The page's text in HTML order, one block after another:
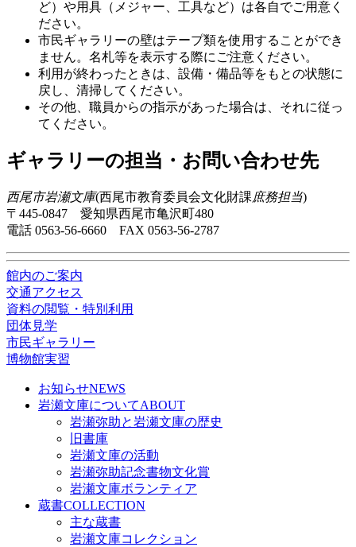
ど）や用具（メジャー、工具など）は各自でご用意く
ださい。
市民ギャラリーの壁はテープ類を使用することができ
ません。名札等を表示する際にご注意ください。
利用が終わったときは、設備・備品等をもとの状態に
戻し、清掃してください。
その他、職員からの指示があった場合は、それに従っ
てください。
ギャラリーの担当・お問い合わせ先
西尾市岩瀬文庫(西尾市教育委員会文化財課庶務担当)
〒445-0847 愛知県西尾市亀沢町480
電話 0563-56-6660 FAX 0563-56-2787
館内のご案内
交通アクセス
資料の閲覧・特別利用
団体見学
市民ギャラリー
博物館実習
お知らせNEWS
岩瀬文庫についてABOUT
岩瀬弥助と岩瀬文庫の歴史
旧書庫
岩瀬文庫の活動
岩瀬弥助記念書物文化賞
岩瀬文庫ボランティア
蔵書COLLECTION
主な蔵書
岩瀬文庫コレクション